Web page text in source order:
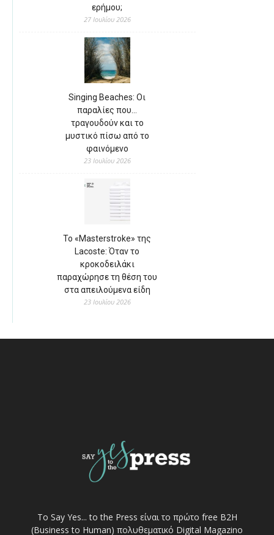
ερήμου;
27 Ιουλίου 2026
Singing Beaches: Οι
παραλίες που…
τραγουδούν και το
μυστικό πίσω από το
φαινόμενο
23 Ιουλίου 2026
Το «Masterstroke» της
Lacoste: Όταν το
κροκοδειλάκι
παραχώρησε τη θέση του
στα απειλούμενα είδη
23 Ιουλίου 2026
Το Say Yes... to the Press είναι το πρώτο free Β2Η
(Business to Human) πολυθεματικό Digital Magazino